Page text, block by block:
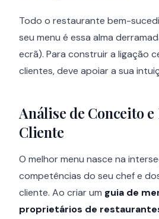
Todo o restaurante bem-
seu menu é essa alma
ecrã). Para construir a ligação
clientes, deve apoiar a sua
Análise de Conceito
Cliente
O melhor menu nasce na
competências do seu chef e
cliente. Ao criar um guia de
proprietários de